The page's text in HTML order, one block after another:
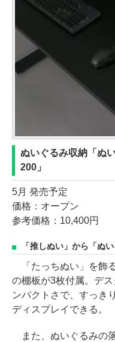
ぬいぐるみ収納「ぬ
200」
5月 発売予定
価格：オープン
参考価格：10,400円
「推しぬい」から「ぬ
「たっちぬい」を飾
の棚板が3枚付属。デ
ンパクトさで、すっき
ディスプレイできる。
また、ぬいぐるみの